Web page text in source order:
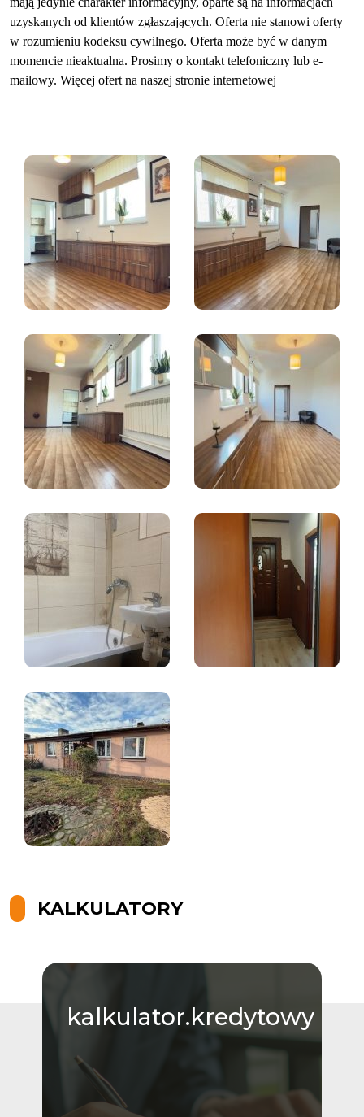
uzyskanych od klientów zgłaszających. Oferta nie stanowi oferty
w rozumieniu kodeksu cywilnego. Oferta może być w danym
momencie nieaktualna. Prosimy o kontakt telefoniczny lub e-
mailowy. Więcej ofert na naszej stronie internetowej
KALKULATORY
kalkulator.kredytowy